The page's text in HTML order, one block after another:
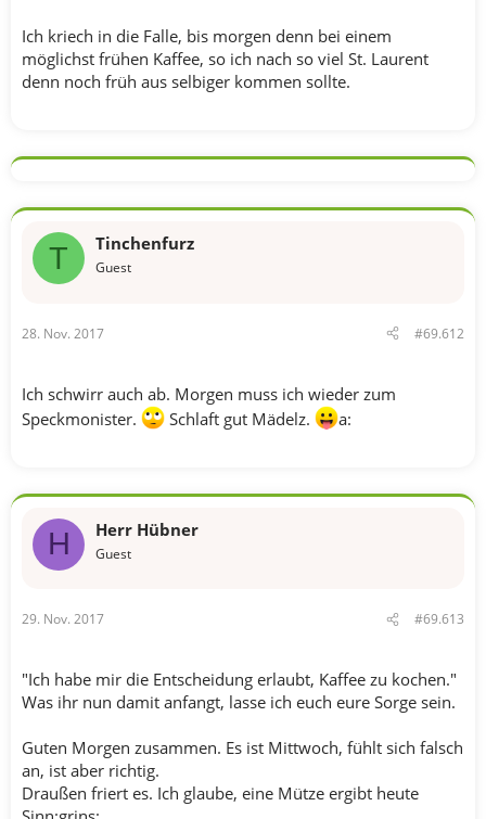
Ich kriech in die Falle, bis morgen denn bei einem
möglichst frühen Kaffee, so ich nach so viel St. Laurent
denn noch früh aus selbiger kommen sollte.
T Tinchenfurz
Guest
28. Nov. 2017 #69.612
Ich schwirr auch ab. Morgen muss ich wieder zum
Speckmonister.
Schlaft gut Mädelz. a:
H Herr Hübner
Guest
29. Nov. 2017 #69.613
"Ich habe mir die Entscheidung erlaubt, Kaffee zu kochen."
Was ihr nun damit anfangt, lasse ich euch eure Sorge sein.
Guten Morgen zusammen. Es ist Mittwoch, fühlt sich falsch
an, ist aber richtig.
Draußen friert es. Ich glaube, eine Mütze ergibt heute